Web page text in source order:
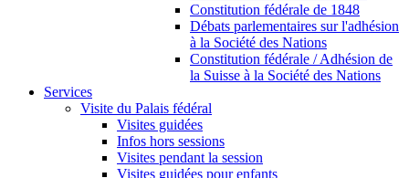
Constitution fédérale de 1848
Débats parlementaires sur l'adhésion
à la Société des Nations
Constitution fédérale / Adhésion de
la Suisse à la Société des Nations
Services
Visite du Palais fédéral
Visites guidées
Infos hors sessions
Visites pendant la session
Visites guidées pour enfants